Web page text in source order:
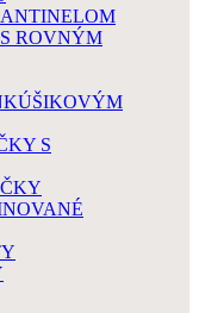
ROVNÝM
S